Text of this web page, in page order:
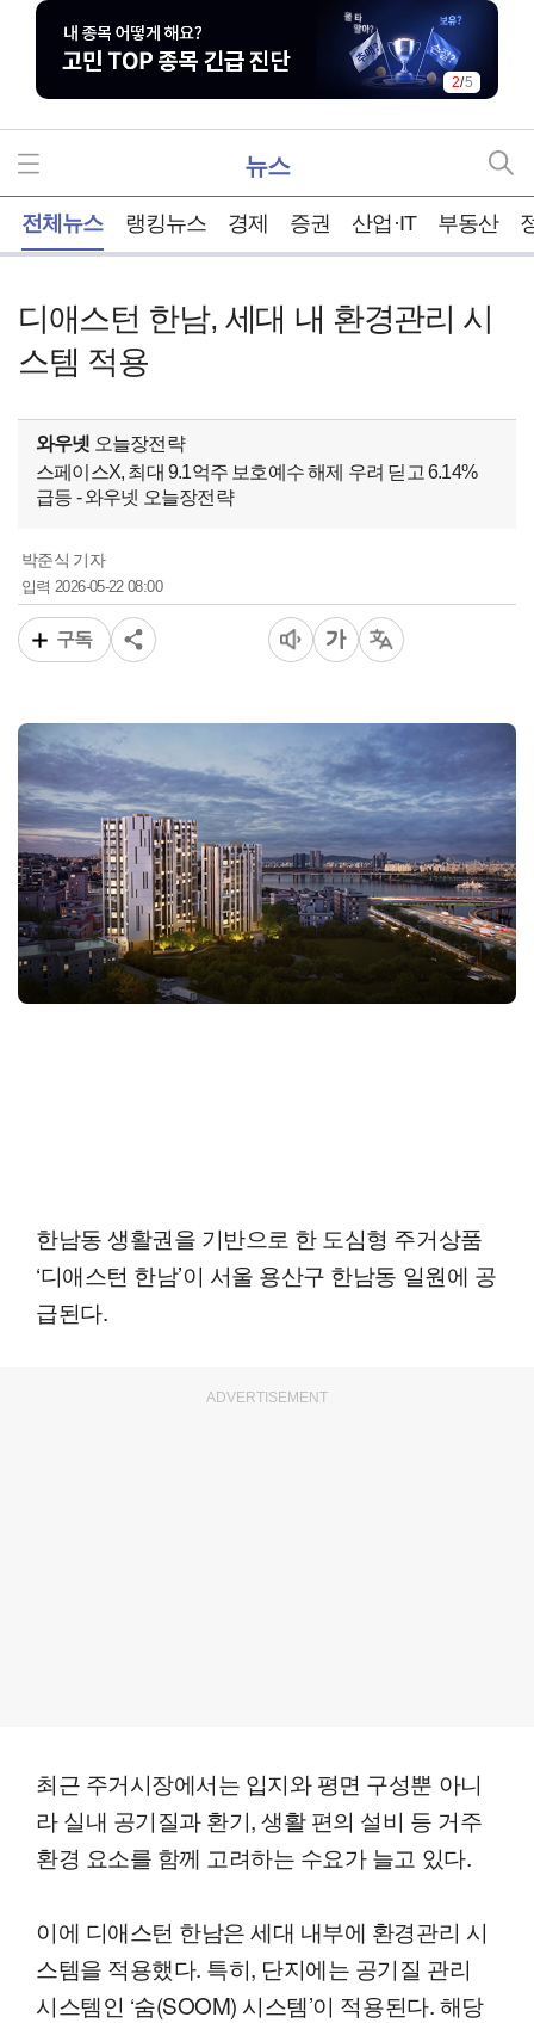
2/5
뉴스
전체뉴스 랭킹뉴스 경제 증권 산업·IT 부동산
디애스턴 한남, 세대 내 환경관리 시
스템 적용
와우넷 오늘장전략
스페이스X, 최대 9.1억주 보호예수 해제 우려 딛고 6.14%
급등 - 와우넷 오늘장전략
박준식 기자
입력2026-05-22 08:00
구독
한남동 생활권을 기반으로 한 도심형 주거상품
‘디애스턴 한남’이 서울 용산구 한남동 일원에 공
급된다.
ADVERTISEMENT
최근 주거시장에서는 입지와 평면 구성뿐 아니
라 실내 공기질과 환기, 생활 편의 설비 등 거주
환경 요소를 함께 고려하는 수요가 늘고 있다.
이에 디애스턴 한남은 세대 내부에 환경관리 시
스템을 적용했다. 특히, 단지에는 공기질 관리
시스템인 ‘숨(SOOM) 시스템’이 적용된다. 해당